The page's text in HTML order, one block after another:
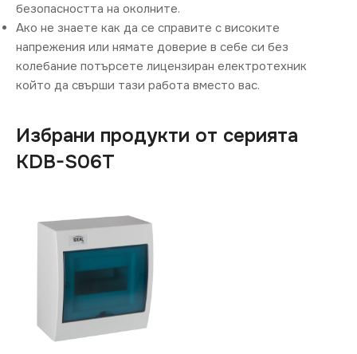
безопасността на околните.
Ако не знаете как да се справите с високите
напрежения или нямате доверие в себе си без
колебание потърсете лицензиран електротехник
който да свърши тази работа вместо вас.
Избрани продукти от серията
KDB-S06T